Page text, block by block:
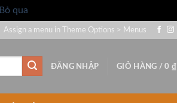
Bỏ qua
Assign a menu in Theme Options > Menus
ĐĂNG NHẬP GIỎ HÀNG /0 ₫